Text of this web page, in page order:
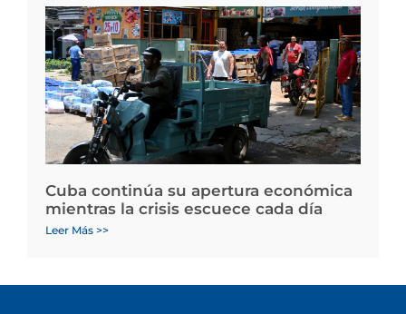
Cuba continúa su apertura económica
mientras la crisis escuece cada día
Leer Más >>